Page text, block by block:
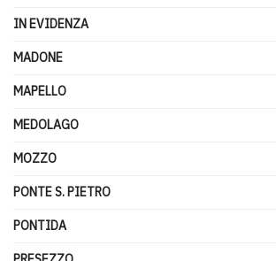
IN EVIDENZA
MADONE
MAPELLO
MEDOLAGO
MOZZO
PONTE S. PIETRO
PONTIDA